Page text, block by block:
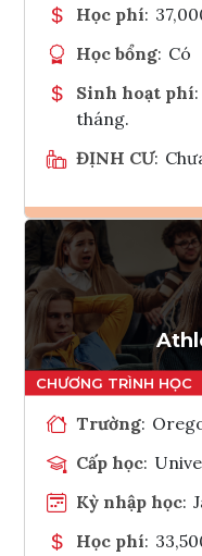
Học phí:
Học bổng: Có
Sinh hoạt phí:
tháng.
ĐỊNH CƯ:
Trường:
Cấp học:
Kỳ nhập học:
Học phí: